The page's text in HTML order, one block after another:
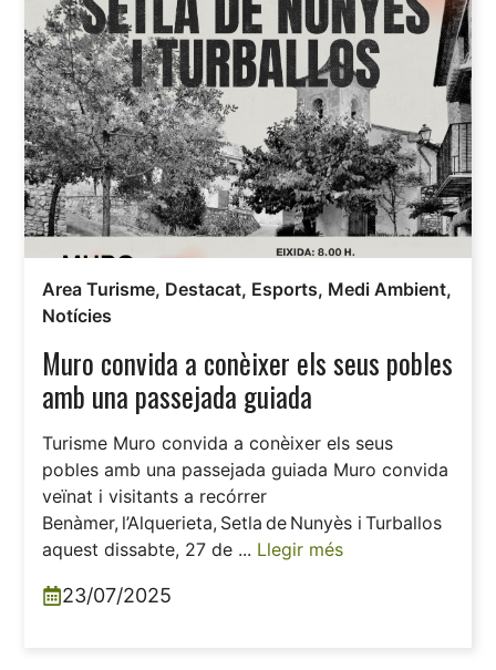
Area Turisme, Destacat, Esports, Medi Ambient,
Notícies
Muro convida a conèixer els seus pobles
amb una passejada guiada
Turisme Muro convida a conèixer els seus
pobles amb una passejada guiada Muro convida
veïnat i visitants a recórrer
Benàmer, l’Alquerieta, Setla de Nunyès i Turballos
aquest dissabte, 27 de ... Llegir més
23/07/2025